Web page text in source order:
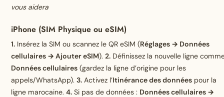
vous aidera
iPhone (SIM Physique ou eSIM)
1. Insérez la SIM ou scannez le QR eSIM (Réglages → Données
cellulaires → Ajouter eSIM). 2. Définissez la nouvelle ligne
Données cellulaires (gardez la ligne d’origine pour les
appels/WhatsApp).3. Activez l’Itinérance des données pour la
ligne marocaine.4. Si pas de données : Données cellulaires →